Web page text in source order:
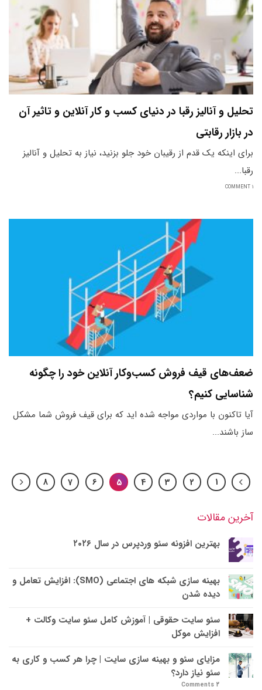
تحلیل و آنالیز رقبا در دنیای کسب و کار آنلاین و تاثیر آن
در بازار رقابتی
برای اینکه یک قدم از رقیبان خود جلو بزنید، نیاز به تحلیل و آنالیز
رقبا...
1 COMMENT
ضعف‌های قیف فروش کسب‌وکار آنلاین خود را چگونه
شناسایی کنیم؟
آیا تاکنون با مواردی مواجه شده اید که برای قیف فروش شما مشکل
ساز باشند...
1
2
3
4
5
6
7
8
آخرین مقالات
بهترین افزونه سئو وردپرس در سال ۲۰۲۶
بهینه سازی شبکه های اجتماعی (SMO): افزایش تعامل و
دیده شدن
سئو سایت حقوقی | آموزش کامل سئو سایت وکالت +
افزایش موکل
مزایای سئو و بهینه سازی سایت | چرا هر کسب و کاری به
سئو نیاز دارد؟
۲